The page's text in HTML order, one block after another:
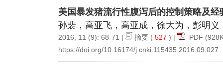
美国暴发猪流行性腹泻后的控制策略及经
孙裴，高亚飞，高亚成，徐大为，彭明
2016, 11 (9): 68-71 | 摘要 ( 527 ) | PDF
https://doi.org/10.16174/j.cnki.115435.2016.09.027